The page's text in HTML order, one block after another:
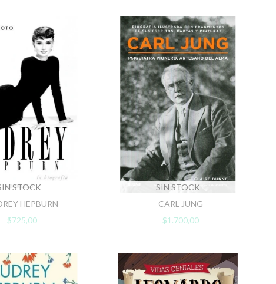
STOCK
HEPBURN
$725,00
SIN STOCK
CARL JUNG
$1.700,00